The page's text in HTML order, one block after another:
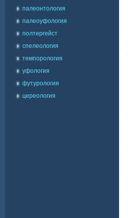
палеонтология
палеоуфология
полтергейст
спелеология
темпорология
уфология
футурология
цереология